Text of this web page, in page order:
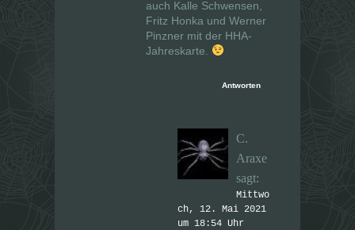
auch Kalle Schwensen,
Fritz Honka und Werner
Pinzner mit der HHA-
Jahreskarte.
Antworten
C.
Araxe
sagt:
Mittwo
ch, 12. Mai 2021
um 18:54 Uhr